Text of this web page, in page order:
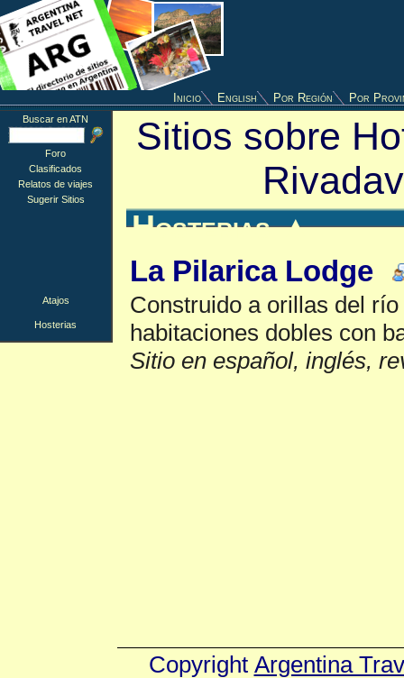
Inicio English Por Región Por
Sitios sobre
Hosterias▲
La Pilarica Lodge
Construido a orillas del
habitaciones dobles con
Sitio en español, inglés,
Buscar en ATN
Foro
Clasificados
Relatos de viajes
Sugerir Sitios
Atajos
Hosterias
Copyright Argentina